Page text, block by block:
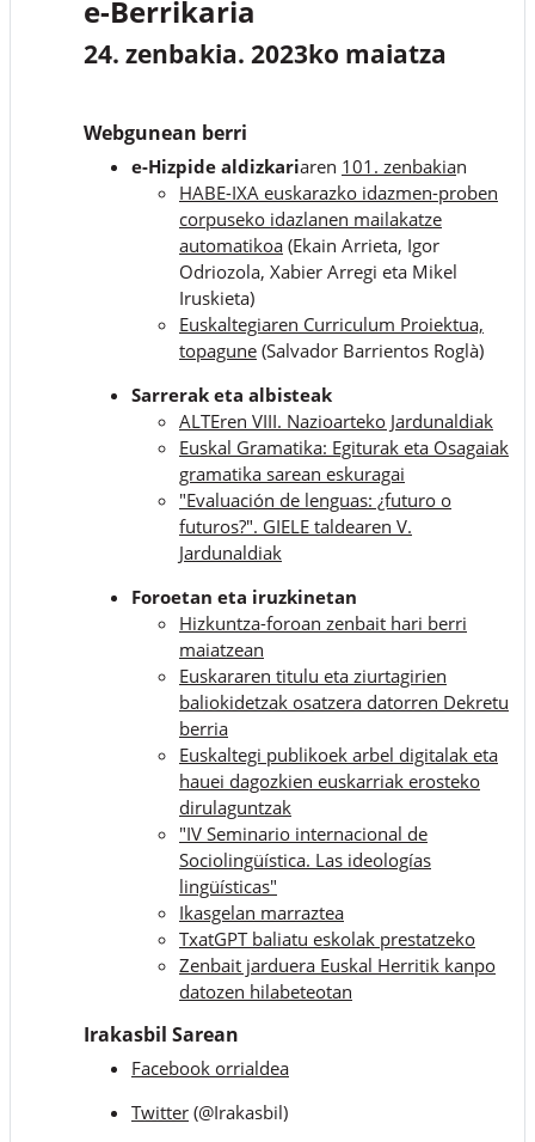
e-Berrikaria
24. zenbakia. 2023ko maiatza
Webgunean berri
e-Hizpide aldizkariaren 101. zenbakian
HABE-IXA euskarazko idazmen-proben
corpuseko idazlanen mailakatze
automatikoa (Ekain Arrieta, Igor
Odriozola, Xabier Arregi eta Mikel
Iruskieta)
Euskaltegiaren Curriculum Proiektua,
topagune (Salvador Barrientos Roglà)
Sarrerak eta albisteak
ALTEren VIII. Nazioarteko Jardunaldiak
Euskal Gramatika: Egiturak eta Osagaiak
gramatika sarean eskuragai
"Evaluación de lenguas: ¿futuro o
futuros?". GIELE taldearen V.
Jardunaldiak
Foroetan eta iruzkinetan
Hizkuntza-foroan zenbait hari berri
maiatzean
Euskararen titulu eta ziurtagirien
baliokidetzak osatzera datorren Dekretu
berria
Euskaltegi publikoek arbel digitalak eta
hauei dagozkien euskarriak erosteko
dirulaguntzak
"IV Seminario internacional de
Sociolingüística. Las ideologías
lingüísticas"
Ikasgelan marraztea
TxatGPT baliatu eskolak prestatzeko
Zenbait jarduera Euskal Herritik kanpo
datozen hilabeteotan
Irakasbil Sarean
Facebook orrialdea
Twitter (@Irakasbil)